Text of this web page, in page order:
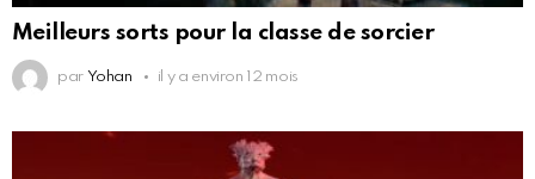
Meilleurs sorts pour la classe de sorcier
par Yohan il y a environ 12 mois